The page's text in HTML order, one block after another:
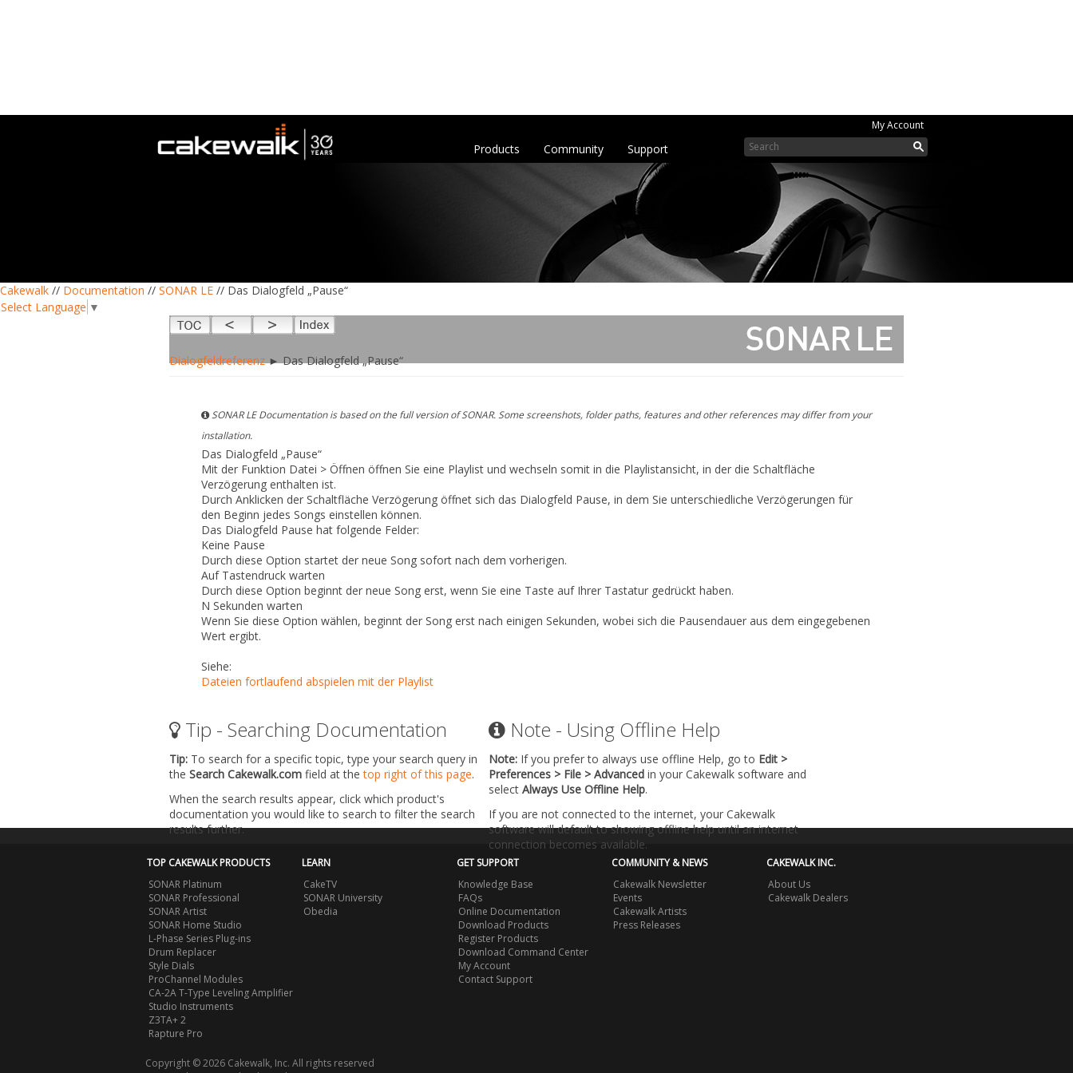
My Account
Support
Community
Products
Cakewalk // Documentation // SONAR LE // Das Dialogfeld „Pause“
Select Language ▼
Dialogfeldreferenz► Das Dialogfeld „Pause“
SONAR LE Documentation is based on the full version of SONAR. Some screenshots, folder paths, features and other references may differ from your
installation.
Das Dialogfeld „Pause“
Mit der Funktion Datei > Öffnen öffnen Sie eine Playlist und wechseln somit in die Playlistansicht, in der die Schaltfläche
Verzögerung enthalten ist.
Durch Anklicken der Schaltfläche Verzögerung öffnet sich das Dialogfeld Pause, in dem Sie unterschiedliche Verzögerungen für
den Beginn jedes Songs einstellen können.
Das Dialogfeld Pause hat folgende Felder:
Keine Pause
Durch diese Option startet der neue Song sofort nach dem vorherigen.
Auf Tastendruck warten
Durch diese Option beginnt der neue Song erst, wenn Sie eine Taste auf Ihrer Tastatur gedrückt haben.
N Sekunden warten
Wenn Sie diese Option wählen, beginnt der Song erst nach einigen Sekunden, wobei sich die Pausendauer aus dem eingegebenen
Wert ergibt.
Siehe:
Dateien fortlaufend abspielen mit der Playlist
Tip - Searching Documentation
Tip: To search for a specific topic, type your search query in
the Search Cakewalk.com field at thetop right of this page.
When the search results appear, click which product's
documentation you would like to search to filter the search
results further.
Note - Using Offline Help
Note: If you prefer to always use offline Help, go to Edit >
Preferences > File > Advanced in your Cakewalk software and
select Always Use Offline Help.
If you are not connected to the internet, your Cakewalk
software will default to showing offline help until an internet
connection becomes available.
TOP CAKEWALK PRODUCTS
SONAR Platinum
SONAR Professional
SONAR Artist
SONAR Home Studio
L-Phase Series Plug-ins
Drum Replacer
Style Dials
ProChannel Modules
CA-2A T-Type Leveling Amplifier
Studio Instruments
Z3TA+ 2
Rapture Pro
LEARN
CakeTV
SONAR University
Obedia
GET SUPPORT
Knowledge Base
FAQs
Online Documentation
Download Products
Register Products
Download Command Center
My Account
Contact Support
COMMUNITY & NEWS
Cakewalk Newsletter
Events
Cakewalk Artists
Press Releases
CAKEWALK INC.
About Us
Cakewalk Dealers
Copyright © 2026 Cakewalk, Inc. All rights reserved